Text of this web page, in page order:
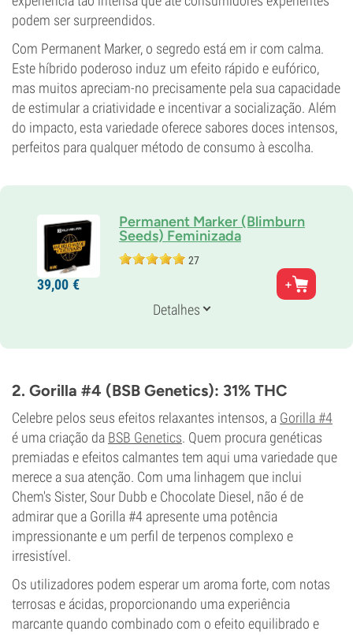
podem ser surpreendidos.
Com Permanent Marker, o segredo está em ir com calma.
Este híbrido poderoso induz um efeito rápido e eufórico,
mas muitos apreciam-no precisamente pela sua capacidade
de estimular a criatividade e incentivar a socialização. Além
do impacto, esta variedade oferece sabores doces intensos,
perfeitos para qualquer método de consumo à escolha.
Permanent Marker (Blimburn
Seeds) Feminizada
27
Pais
(Biscotti x Jealousy) x Sherb Bx
34%
Período de luz
39,00 €
Detalhes
2. Gorilla #4 (BSB Genetics): 31% THC
Celebre pelos seus efeitos relaxantes intensos, a Gorilla #4
é uma criação da BSB Genetics. Quem procura genéticas
premiadas e efeitos calmantes tem aqui uma variedade que
merece a sua atenção. Com uma linhagem que inclui
Chem's Sister, Sour Dubb e Chocolate Diesel, não é de
admirar que a Gorilla #4 apresente uma potência
impressionante e um perfil de terpenos complexo e
irresistível.
Os utilizadores podem esperar um aroma forte, com notas
terrosas e ácidas, proporcionando uma experiência
marcante quando combinado com o efeito equilibrado e